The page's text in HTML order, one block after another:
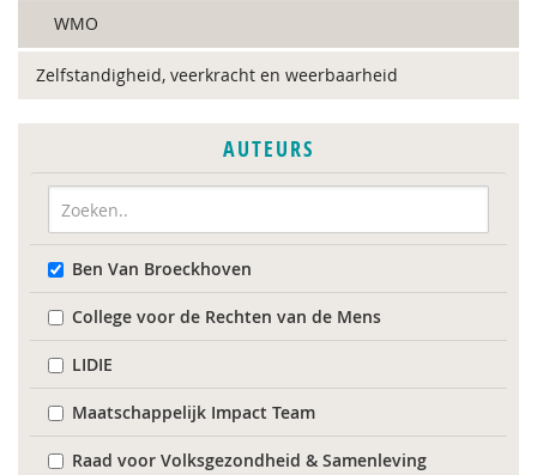
WMO
Zelfstandigheid, veerkracht en weerbaarheid
AUTEURS
Ben Van Broeckhoven
College voor de Rechten van de Mens
LIDIE
Maatschappelijk Impact Team
Raad voor Volksgezondheid & Samenleving